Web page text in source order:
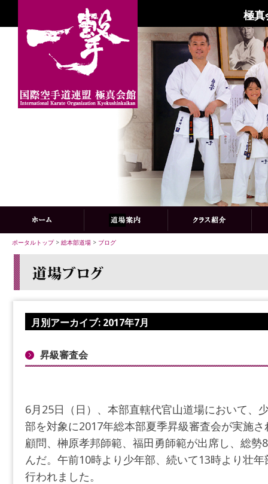
極真
ポータルトップ> 総本部道場 > ブログ
月別アーカイブ: 2017年7月
昇級審査会
6月25日（日）、本部直轄代官山道場において、
部を対象に2017年総本部夏季昇級審査会が実施
顧問、榊原孝邦師範、福田勇師範が出席し、総勢
んだ。午前10時より少年部、続いて13時より壮
行われました。